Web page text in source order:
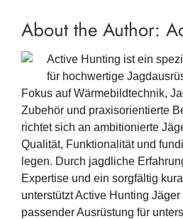
About the Author:
Active Hunting ist ein
für hochwertige
Fokus auf Wärmebildtechnik,
Zubehör und praxisorientierte
richtet sich an ambitionierte
Qualität, Funktionalität und
legen. Durch jagdliche
Expertise und ein sorgfältig
unterstützt Active Hunting Jäger
passender Ausrüstung für